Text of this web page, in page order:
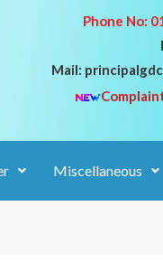
Phone No:
Mail:
Miscellaneous